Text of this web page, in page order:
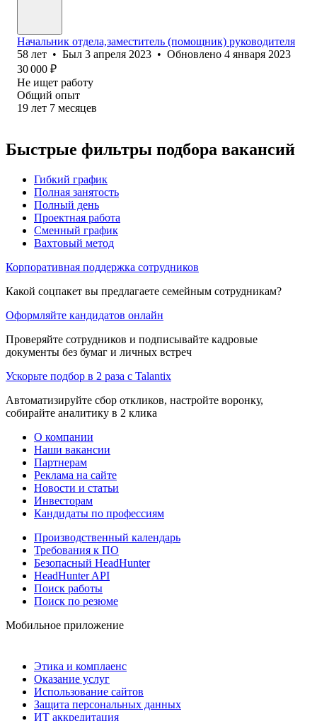
Начальник отдела,заместитель (помощник) руководителя
58 лет • Был 3 апреля 2023 • Обновлено 4 января 2023
30 000 ₽
Не ищет работу
Общий опыт
19 лет 7 месяцев
Быстрые фильтры подбора вакансий
Гибкий график
Полная занятость
Полный день
Проектная работа
Сменный график
Вахтовый метод
Корпоративная поддержка сотрудников
Какой соцпакет вы предлагаете семейным сотрудникам?
Оформляйте кандидатов онлайн
Проверяйте сотрудников и подписывайте кадровые
документы без бумаг и личных встреч
Ускорьте подбор в 2 раза с Talantix
Автоматизируйте сбор откликов, настройте воронку,
собирайте аналитику в 2 клика
О компании
Наши вакансии
Партнерам
Реклама на сайте
Новости и статьи
Инвесторам
Кандидаты по профессиям
Производственный календарь
Требования к ПО
Безопасный HeadHunter
HeadHunter API
Поиск работы
Поиск по резюме
Мобильное приложение
Этика и комплаенс
Оказание услуг
Использование сайтов
Защита персональных данных
ИТ аккредитация